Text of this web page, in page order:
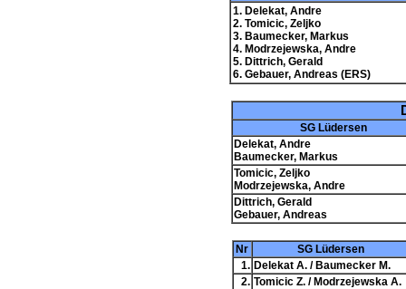
1. Delekat, Andre
2. Tomicic, Zeljko
3. Baumecker, Markus
4. Modrzejewska, Andre
5. Dittrich, Gerald
6. Gebauer, Andreas (ERS)
SG Lüdersen
Delekat, Andre
Baumecker, Markus
Tomicic, Zeljko
Modrzejewska, Andre
Dittrich, Gerald
Gebauer, Andreas
Nr
SG Lüdersen
1. Delekat A. / Baumecker M.
2. Tomicic Z. / Modrzejewska A.